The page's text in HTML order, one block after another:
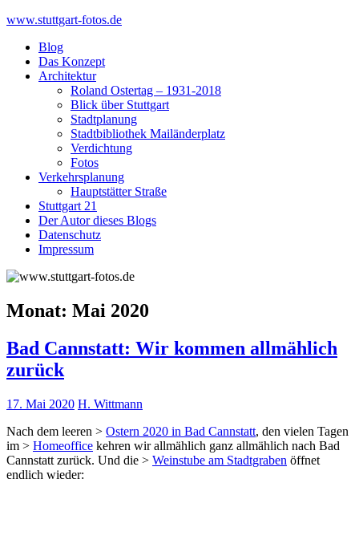
Skip
content
www.stuttgart-fotos.de
Blog
Das Konzept
Architektur
Roland Ostertag – 1931-2018
Blick über Stuttgart
Stadtplanung
Stadtbibliothek Mailänderplatz
Verdichtung
Fotos
Verkehrsplanung
Hauptstätter Straße
Stuttgart 21
Der Autor dieses Blogs
Datenschutz
Impressum
Monat: Mai 2020
Bad Cannstatt: Wir kommen allmählich
zurück
17. Mai 2020 H. Wittmann
Nach dem leeren > Ostern 2020 in Bad Cannstatt, den vielen Tagen
im > Homeoffice kehren wir allmählich ganz allmählich nach Bad
Cannstatt zurück. Und die > Weinstube am Stadtgraben öffnet
endlich wieder: